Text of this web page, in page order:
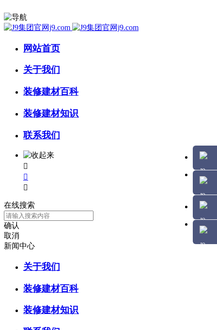
网站首页
关于我们
装修建材百科
装修建材知识
联系我们



在线搜索
确认
取消
新闻中心
关于我们
装修建材百科
装修建材知识